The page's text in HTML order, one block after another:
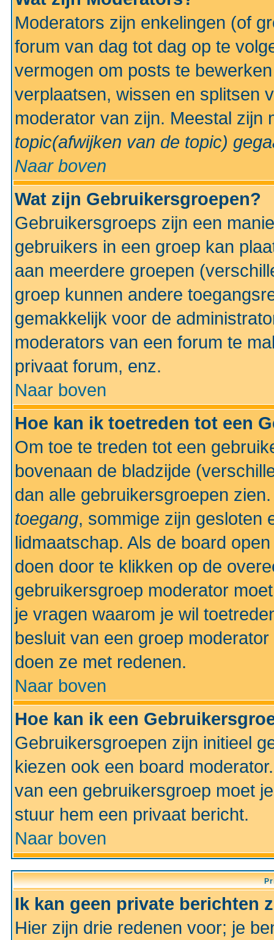
Moderators zijn enkelingen (of
forum van dag tot dag op te
vermogen om posts te
verplaatsen, wissen en splitsen
moderator van zijn. Meestal
topic(afwijken van de topic)
Naar boven
Wat zijn Gebruikersgroepen?
Gebruikersgroeps zijn een
gebruikers in een groep kan
aan meerdere groepen
groep kunnen andere
gemakkelijk voor de
moderators van een forum te
privaat forum, enz.
Naar boven
Hoe kan ik toetreden tot een
Om toe te treden tot een
bovenaan de bladzijde
dan alle gebruikersgroepen
toegang, sommige zijn gesloten
lidmaatschap. Als de board
doen door te klikken op de
gebruikersgroep moderator
je vragen waarom je wil
besluit van een groep
doen ze met redenen.
Naar boven
Hoe kan ik een
Gebruikersgroepen zijn initieel
kiezen ook een board
van een gebruikersgroep moet
stuur hem een privaat bericht.
Naar boven
Ik kan geen private berichten
Hier zijn drie redenen voor; je